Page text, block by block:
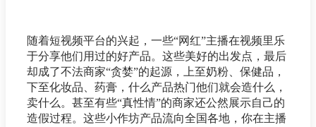
随着短视频平台的兴起，一些“网红”主播在视频里乐
于分享他们用过的好产品。这些美好的出发点，最后
却成了不法商家“贪婪”的起源，上至奶粉、保健品，
下至化妆品、药膏，什么产品热门他们就会造什么，
卖什么。甚至有些“真性情”的商家还公然展示自己的
造假过程。这些小作坊产品流向全国各地，你在主播